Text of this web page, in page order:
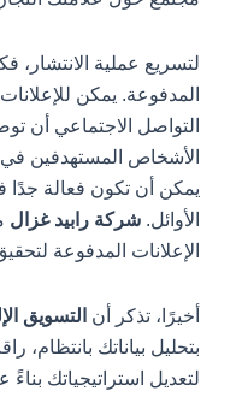
لتسريع عملية الانتشار،
المدفوعة. يمكن
التواصل الاجتماعي أن
الأشخاص المستهدفين في
يمكن أن تكون فعالة جدًا في
الأوائل.شركة رابيد غزال
الإعلانات المدفوعة
أخيرًا، تذكر أن التسويق
بتحليل بياناتك بانتظام،
لتعديل استراتيجياتك بناءً